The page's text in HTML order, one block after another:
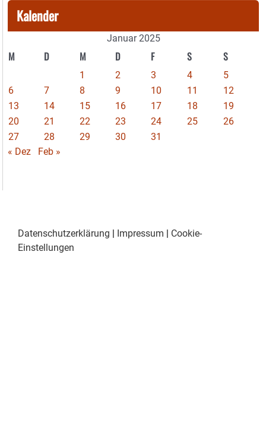
Kalender
Januar 2025
M D M D F S S
1 2 3 4
5
6
7 8 9 10 11
12
13
14 15 16 17 18
19
20
21 22 23 24 25
26
27
28 29 30
31
« Dez
Feb »
Datenschutzerklärung | Impressum | Cookie-
Einstellungen